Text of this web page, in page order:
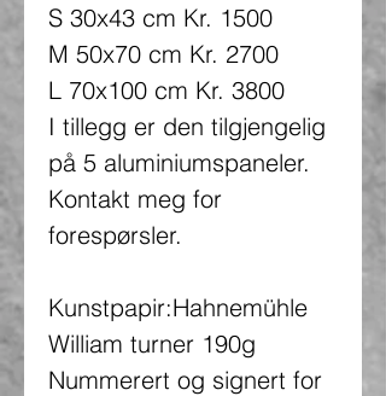
S 30x43 cm Kr. 1500
M 50x70 cm Kr. 2700
L 70x100 cm Kr. 3800
I tillegg er den tilgjengelig
på 5 aluminiumspaneler.
Kontakt meg for
forespørsler.
Kunstpapir:Hahnemühle
William turner 190g
Nummerert og signert for